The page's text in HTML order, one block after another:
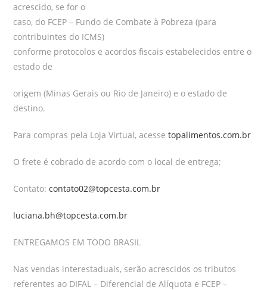
acrescido, se for o
caso, do FCEP – Fundo de Combate à Pobreza (para
contribuintes do ICMS)
conforme protocolos e acordos fiscais estabelecidos entre o
estado de
origem (Minas Gerais ou Rio de Janeiro) e o estado de
destino.
Para compras pela Loja Virtual, acessetopalimentos.com.br
O frete é cobrado de acordo com o local de entrega;
Contato:contato02@topcesta.com.br
luciana.bh@topcesta.com.br
ENTREGAMOS EM TODO BRASIL
Nas vendas interestaduais, serão acrescidos os tributos
referentes ao DIFAL – Diferencial de Alíquota e FCEP –